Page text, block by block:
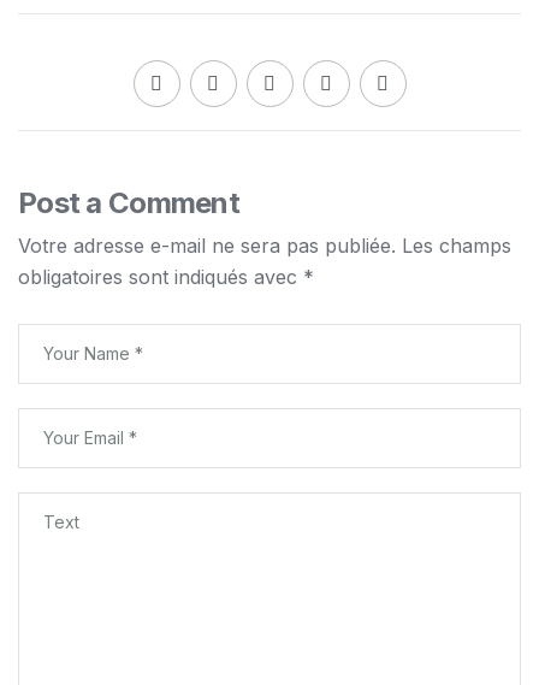
Post a Comment
Votre adresse e-mail ne sera pas publiée. Les champs
obligatoires sont indiqués avec *